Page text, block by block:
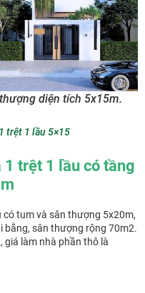
diện tích 5x15m.
trệt 1 lầu 5×15
trệt 1 lầu có tầng
có tum và sân thượng 5x20m,
bằng, sân thượng rộng 70m2.
làm nhà phần thô là